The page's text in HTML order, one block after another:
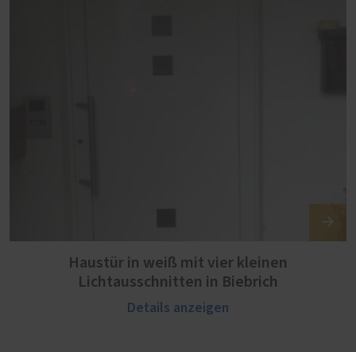
Haustür in weiß mit vier kleinen
Lichtausschnitten in Biebrich
Details anzeigen